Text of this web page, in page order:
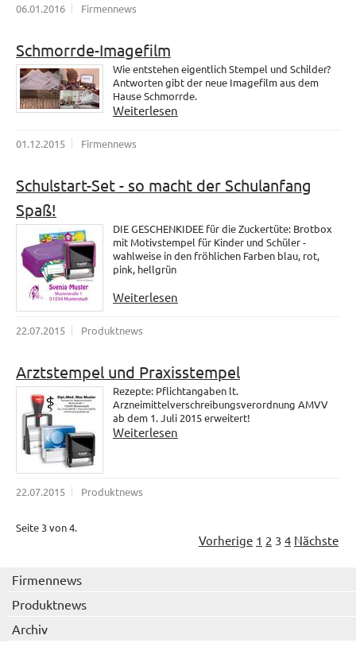
06.01.2016 Firmennews
Schmorrde-Imagefilm
Wie entstehen eigentlich Stempel und Schilder?
Antworten gibt der neue Imagefilm aus dem
Hause Schmorrde.
Weiterlesen
01.12.2015 Firmennews
Schulstart-Set - so macht der Schulanfang
Spaß!
DIE GESCHENKIDEE für die Zuckertüte: Brotbox
mit Motivstempel für Kinder und Schüler -
wahlweise in den fröhlichen Farben blau, rot,
pink, hellgrün
Weiterlesen
22.07.2015 Produktnews
Arztstempel und Praxisstempel
Rezepte: Pflichtangaben lt.
Arzneimittelverschreibungsverordnung AMVV
ab dem 1. Juli 2015 erweitert!
Weiterlesen
22.07.2015 Produktnews
Seite 3 von 4.
Vorherige 1 2 3 4 Nächste
Firmennews
Produktnews
Archiv